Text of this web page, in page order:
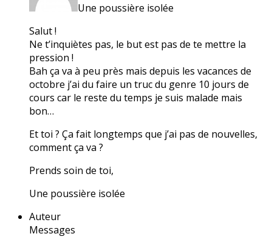
Une poussière isolée
Salut !
Ne t’inquiètes pas, le but est pas de te mettre la
pression !
Bah ça va à peu près mais depuis les vacances de
octobre j’ai du faire un truc du genre 10 jours de
cours car le reste du temps je suis malade mais
bon…
Et toi ? Ça fait longtemps que j’ai pas de nouvelles,
comment ça va ?
Prends soin de toi,
Une poussière isolée
Auteur
Messages